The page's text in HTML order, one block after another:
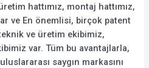
hattımız, montaj hattımız,
ve En önemlisi, birçok patent
ve üretim ekibimiz,
var. Tüm bu avantajlarla,
saygın markasını